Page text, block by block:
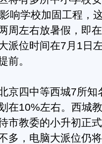
响学校加固工程，
周左右放暑假，即
派位时间在7月1日
前。
四中等西城7所知
在10%左右。西城
市教委的小升初正
多，电脑大派位仍